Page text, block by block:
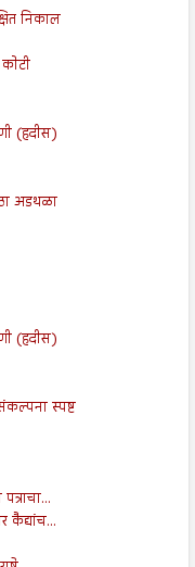
निकाल
(हदीस)
अडथळा
(हदीस)
स्पष्ट
कैद्यांच...